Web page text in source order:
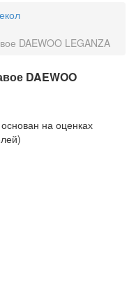
DAEWOO LEGANZA
DAEWOO
на оценках